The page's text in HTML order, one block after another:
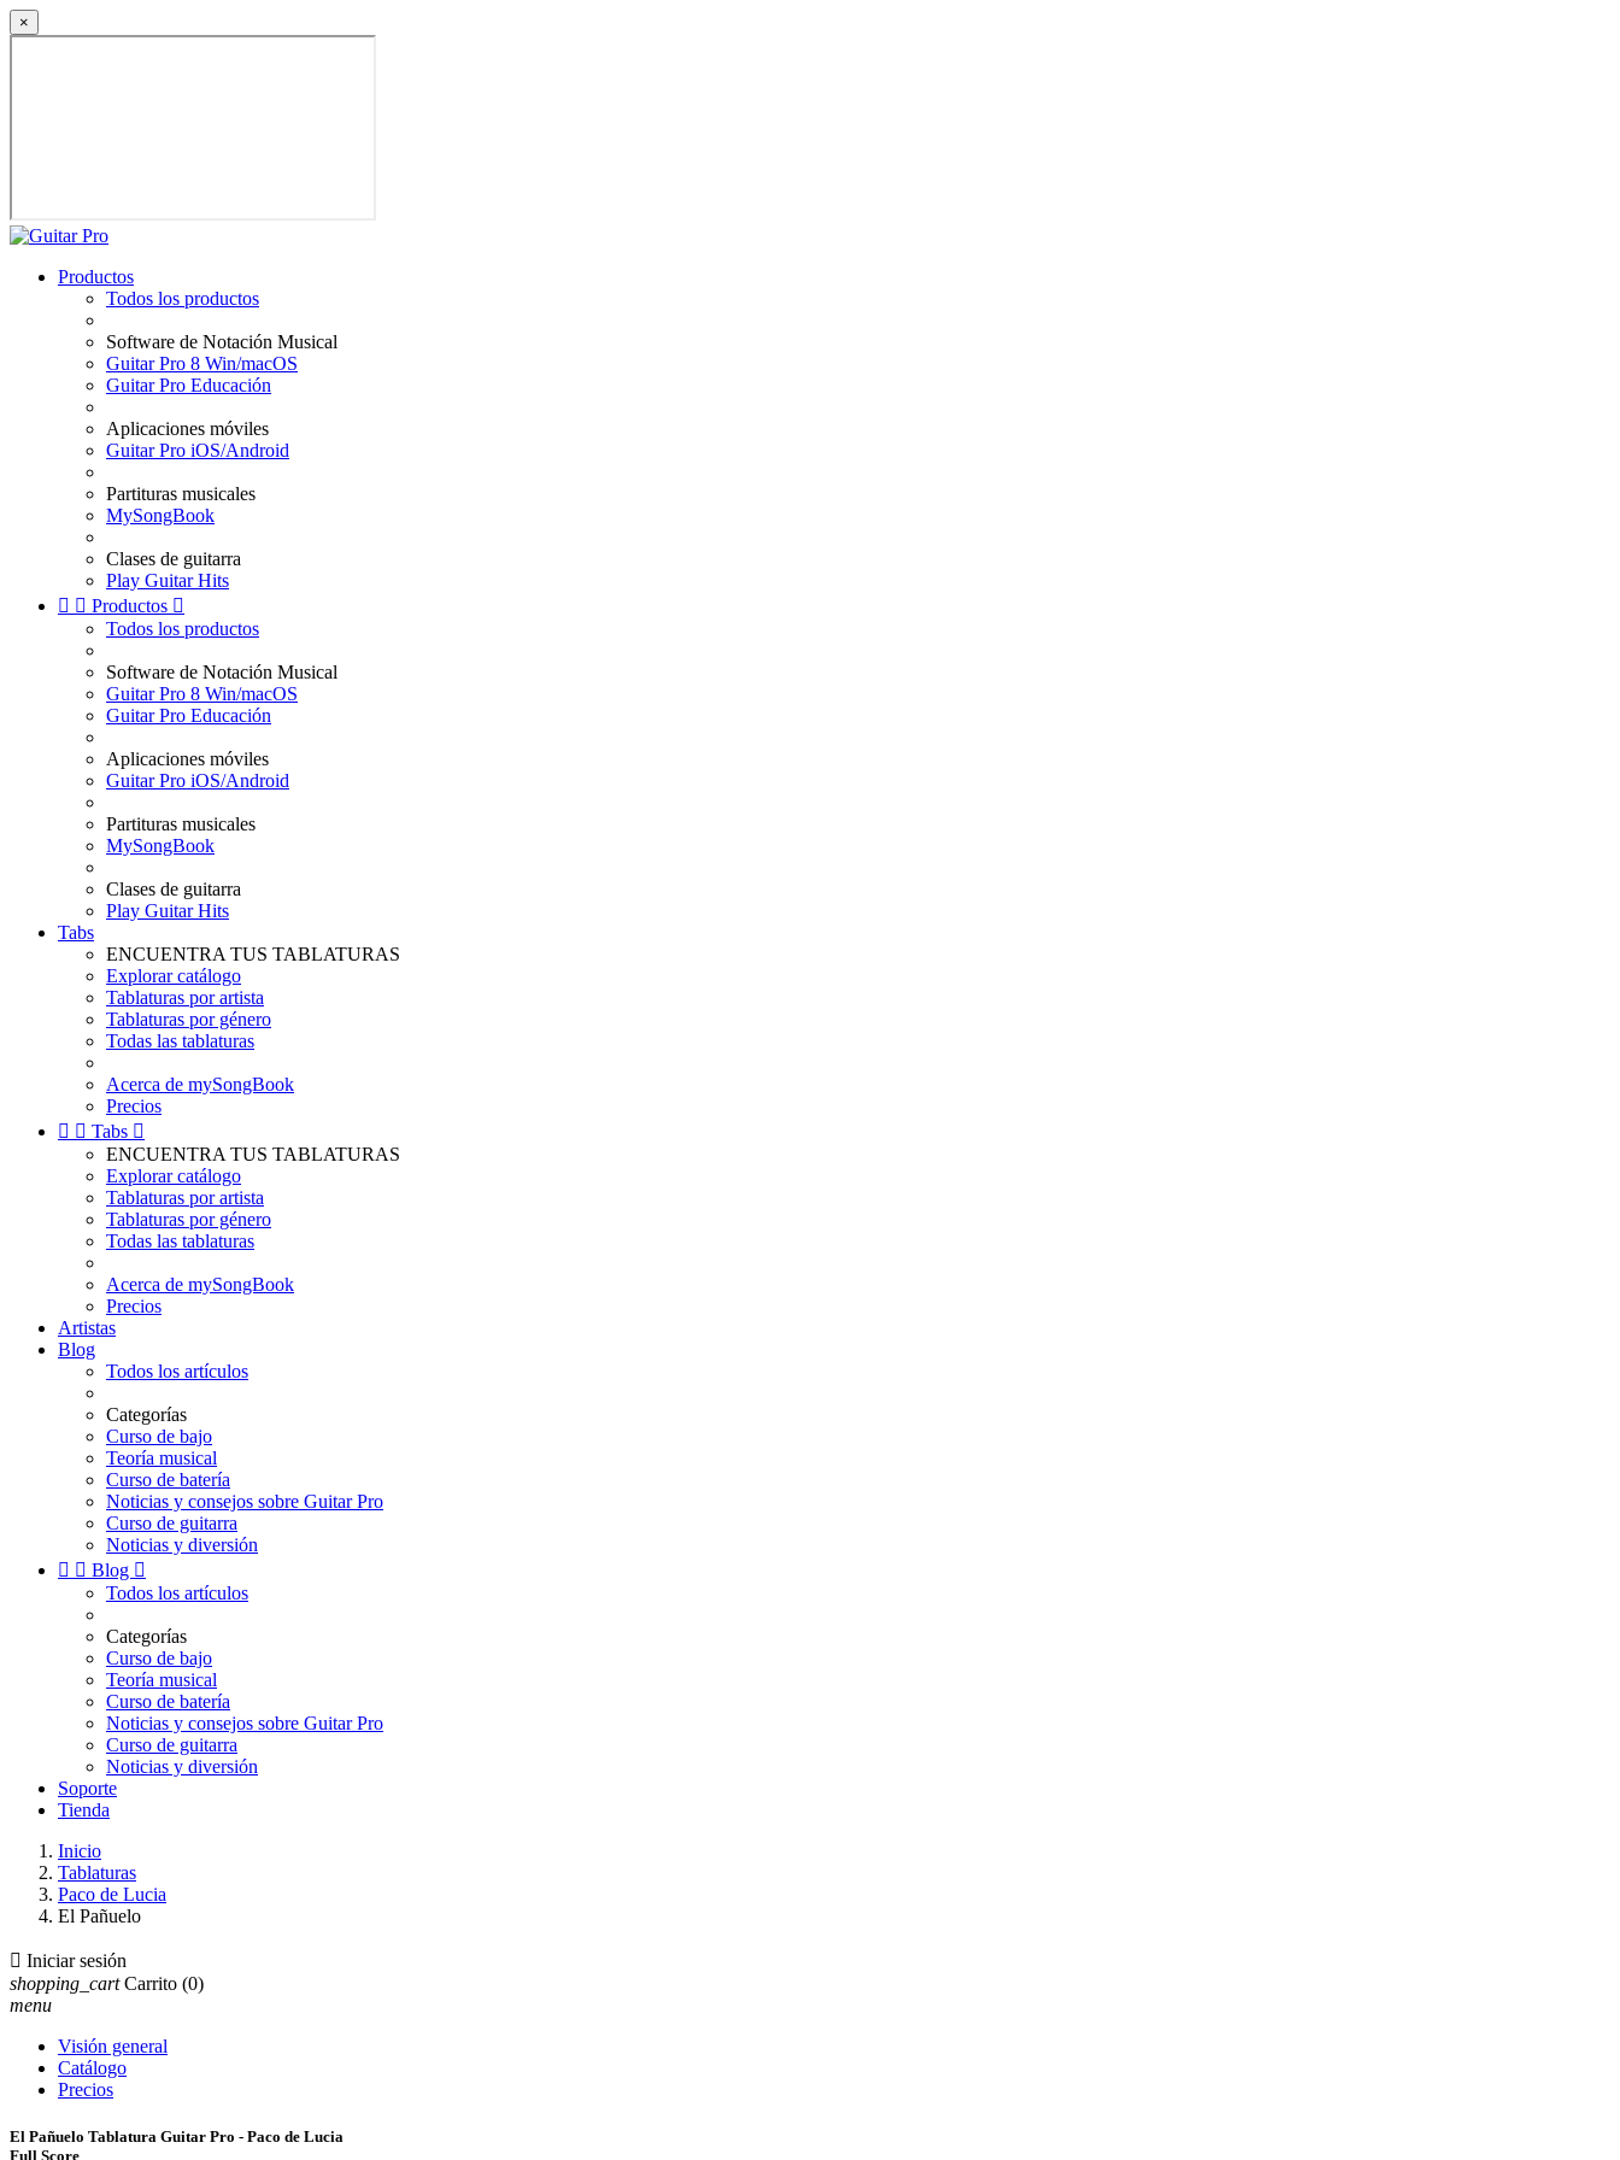
×
Productos
Todos los productos
Software de Notación Musical
Guitar Pro 8 Win/macOS
Guitar Pro Educación
Aplicaciones móviles
Guitar Pro iOS/Android
Partituras musicales
MySongBook
Clases de guitarra
Play Guitar Hits
  Productos 
Todos los productos
Software de Notación Musical
Guitar Pro 8 Win/macOS
Guitar Pro Educación
Aplicaciones móviles
Guitar Pro iOS/Android
Partituras musicales
MySongBook
Clases de guitarra
Play Guitar Hits
Tabs
ENCUENTRA TUS TABLATURAS
Explorar catálogo
Tablaturas por artista
Tablaturas por género
Todas las tablaturas
Acerca de mySongBook
Precios
  Tabs 
ENCUENTRA TUS TABLATURAS
Explorar catálogo
Tablaturas por artista
Tablaturas por género
Todas las tablaturas
Acerca de mySongBook
Precios
Artistas
Blog
Todos los artículos
Categorías
Curso de bajo
Teoría musical
Curso de batería
Noticias y consejos sobre Guitar Pro
Curso de guitarra
Noticias y diversión
  Blog 
Todos los artículos
Categorías
Curso de bajo
Teoría musical
Curso de batería
Noticias y consejos sobre Guitar Pro
Curso de guitarra
Noticias y diversión
Soporte
Tienda
Inicio
Tablaturas
Paco de Lucia
El Pañuelo
 Iniciar sesión
shopping_cart Carrito (0)
menu
Visión general
Catálogo
Precios
El Pañuelo Tablatura Guitar Pro - Paco de Lucia
Full Score